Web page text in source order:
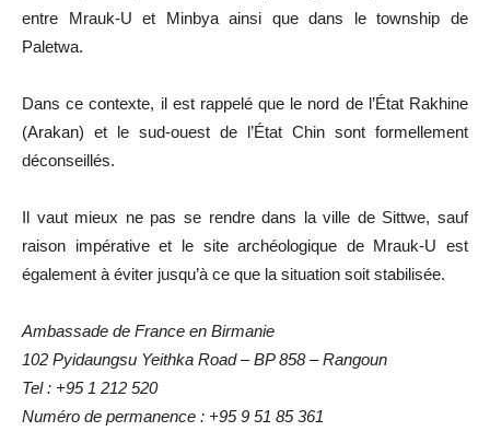
entre Mrauk-U et Minbya ainsi que dans le township de
Paletwa.
Dans ce contexte, il est rappelé que le nord de l’État Rakhine
(Arakan) et le sud-ouest de l’État Chin sont formellement
déconseillés.
Il vaut mieux ne pas se rendre dans la ville de Sittwe, sauf
raison impérative et le site archéologique de Mrauk-U est
également à éviter jusqu’à ce que la situation soit stabilisée.
Ambassade de France en Birmanie
102 Pyidaungsu Yeithka Road – BP 858 – Rangoun
Tel : +95 1 212 520
Numéro de permanence : +95 9 51 85 361